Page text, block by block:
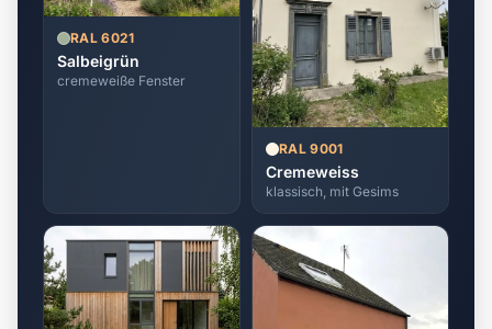
RAL 6021
Salbeigrün
cremeweiße Fenster
RAL 9001
Cremeweiss
klassisch, mit Gesims